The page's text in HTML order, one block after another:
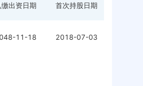
缴出资日期 首次持股日期
11-18 2018-07-03